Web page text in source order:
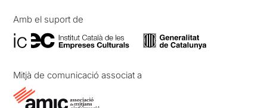
Amb el suport de
Mitjà de comunicació associat a